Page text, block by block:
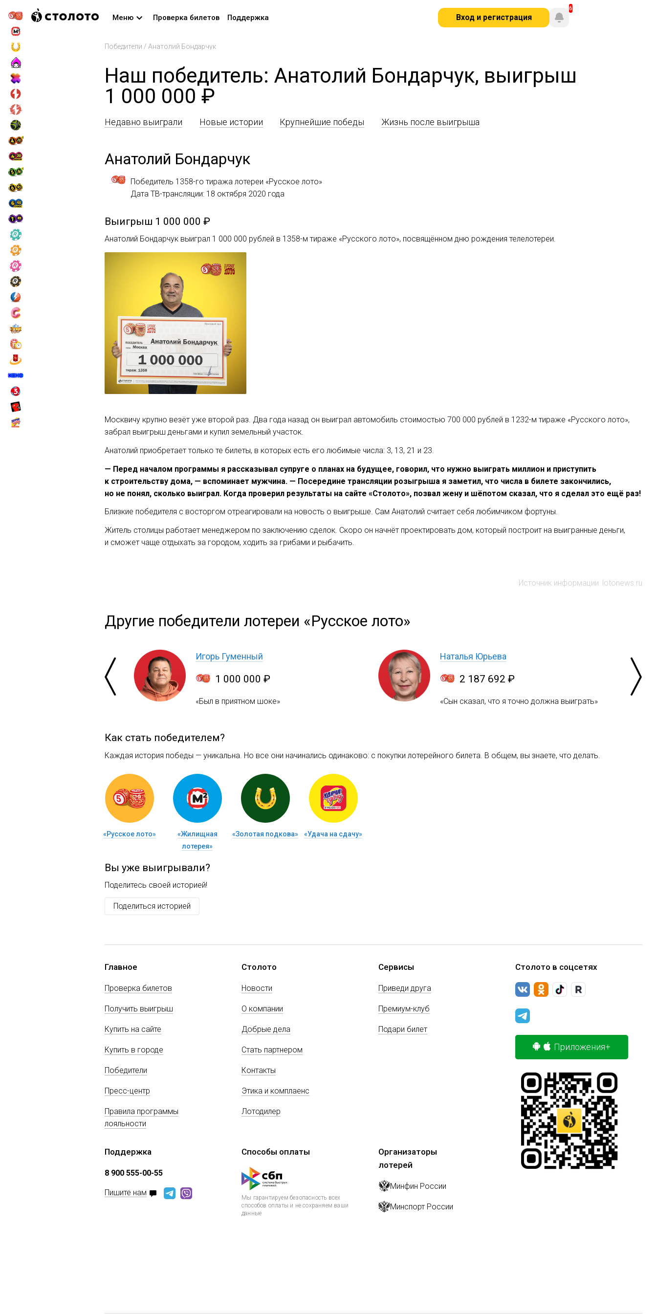
Меню Проверка билетов Поддержка Вход и регистрация
Победители / Анатолий Бондарчук
Наш победитель: Анатолий Бондарчук, выигрыш
1 000 000 ₽
Недавно выиграли Новые истории Крупнейшие победы Жизнь после выигрыша
Анатолий Бондарчук
Победитель 1358-го тиража лотереи «Русское лото»
Дата ТВ-трансляции: 18 октября 2020 года
Выигрыш 1 000 000 ₽
Анатолий Бондарчук выиграл 1 000 000 рублей в 1358-м тираже «Русского лото», посвящённом дню рождения телелотереи.
Москвичу крупно везёт уже второй раз. Два года назад он выиграл автомобиль стоимостью 700 000 рублей в 1232-м тираже «Русского лото»,
забрал выигрыш деньгами и купил земельный участок.
Анатолий приобретает только те билеты, в которых есть его любимые числа: 3, 13, 21 и 23.
— Перед началом программы я рассказывал супруге о планах на будущее, говорил, что нужно выиграть миллион и приступить
к строительству дома, — вспоминает мужчина. — Посередине трансляции розыгрыша я заметил, что числа в билете закончились,
но не понял, сколько выиграл. Когда проверил результаты на сайте «Столото», позвал жену и шёпотом сказал, что я сделал это ещё раз!
Близкие победителя с восторгом отреагировали на новость о выигрыше. Сам Анатолий считает себя любимчиком фортуны.
Житель столицы работает менеджером по заключению сделок. Скоро он начнёт проектировать дом, который построит на выигранные деньги,
и сможет чаще отдыхать за городом, ходить за грибами и рыбачить.
Источник информации: lotonews.ru
Другие победители лотереи «Русское лото»
Игорь Гуменный
1 000 000 ₽
«Был в приятном шоке»
Наталья Юрьева
2 187 692 ₽
«Сын сказал, что я точно должна выиграть»
Как стать победителем?
Каждая история победы — уникальна. Но все они начинались одинаково: c покупки лотерейного билета. В общем, вы знаете, что делать.
«Русское лото»
«Жилищная
лотерея»
«Золотая подкова» «Удача на сдачу»
Вы уже выигрывали?
Поделитесь своей историей!
Поделиться историей
Главное
Проверка билетов
Получить выигрыш
Купить на сайте
Купить в городе
Победители
Пресс-центр
Правила программы
лояльности
Столото
Новости
О компании
Добрые дела
Стать партнером
Контакты
Этика и комплаенс
Лотодилер
Сервисы
Приведи друга
Премиум-клуб
Подари билет
Поддержка
8 900 555-00-55
Пишите нам
Способы оплаты
Мы гарантируем безопасность всех
способов оплаты и не сохраняем ваши
данные
Организаторы
лотерей
Минфин России
Минспорт России
Столото в соцсетях
Приложения+